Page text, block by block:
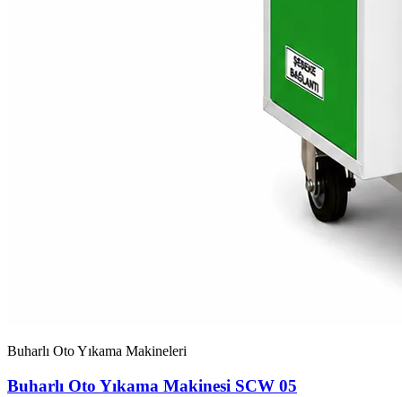
Buharlı Oto Yıkama Makineleri
Buharlı Oto Yıkama Makinesi SCW 05